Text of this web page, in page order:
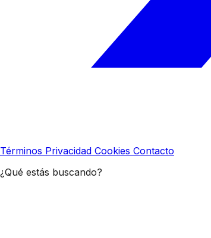
Términos Privacidad Cookies Contacto
¿Qué estás buscando?